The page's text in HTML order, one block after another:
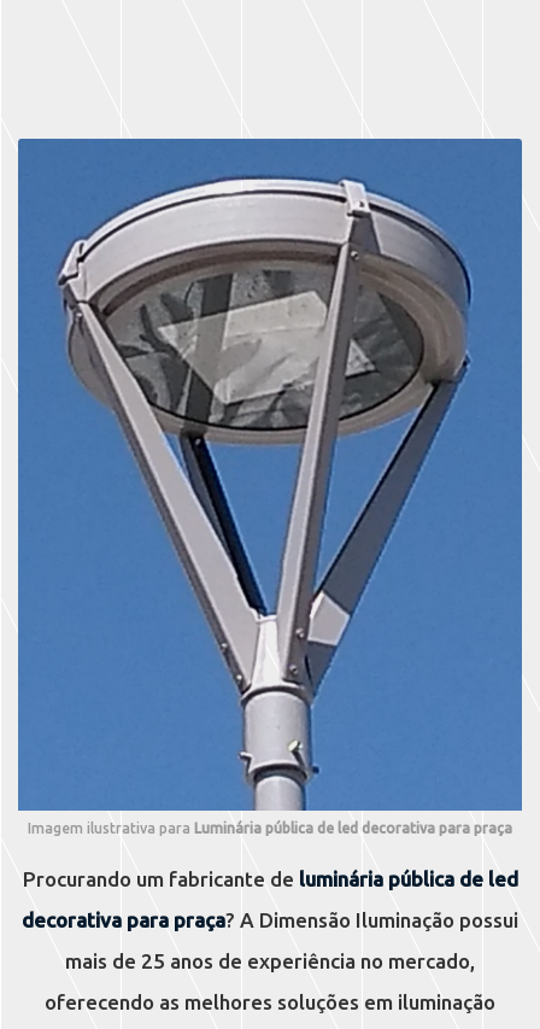
Imagem ilustrativa para Luminária pública de led decorativa para praça
Procurando um fabricante de luminária pública de led
decorativa para praça? A Dimensão Iluminação possui
mais de 25 anos de experiência no mercado,
oferecendo as melhores soluções em iluminação